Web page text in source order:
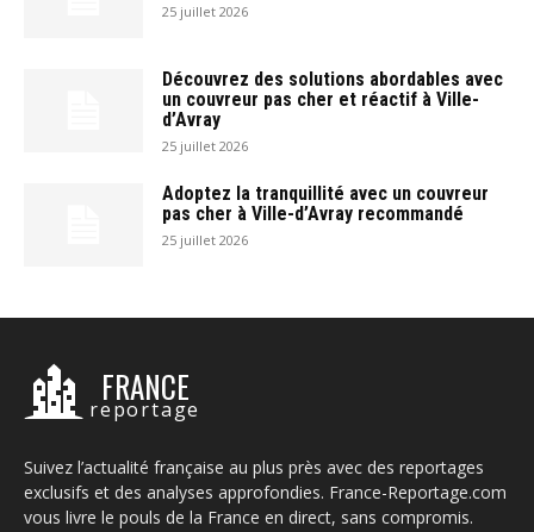
25 juillet 2026
Découvrez des solutions abordables avec
un couvreur pas cher et réactif à Ville-
d’Avray
25 juillet 2026
Adoptez la tranquillité avec un couvreur
pas cher à Ville-d’Avray recommandé
25 juillet 2026
FRANCE
reportage
Suivez l’actualité française au plus près avec des reportages
exclusifs et des analyses approfondies. France-Reportage.com
vous livre le pouls de la France en direct, sans compromis.